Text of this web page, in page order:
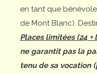
en tant que
de Mont Blanc).
Places limitées (24
ne garantit pas la
tenu de sa vocation